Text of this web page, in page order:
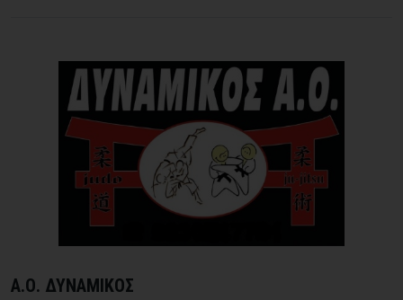
Α.Ο. ΔΥΝΑΜΙΚΟΣ